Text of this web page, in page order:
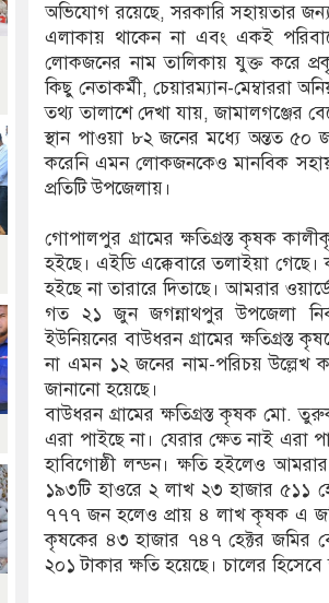
অভিযোগ রয়েছে, সরকারি সহায়তার
এলাকায় থাকেন না এবং একই
লোকজনের নাম তালিকায় যুক্ত করে
কিছু নেতাকর্মী, চেয়ারম্যান-মেম্বাররা
তথ্য তালাশে দেখা যায়, জামালগঞ্জের
স্থান পাওয়া ৮২ জনের মধ্যে অন্তত
করেনি এমন লোকজনকেও মানবিক
প্রতিটি উপজেলায়।
গোপালপুর গ্রামের ক্ষতিগ্রস্ত কৃষক
হইছে। এইডি এক্কেবারে তলাইয়া গেছে।
হইছে না তারারে দিতাছে। আমরার
গত ২১ জুন জগন্নাথপুর উপজেলা
ইউনিয়নের বাউধরন গ্রামের ক্ষতিগ্রস্ত
না এমন ১২ জনের নাম-পরিচয় উল্লেখ
জানানো হয়েছে।
বাউধরন গ্রামের ক্ষতিগ্রস্ত কৃষক মো.
এরা পাইছে না। যেরার ক্ষেত নাই এরা
হাবিগোষ্ঠী লন্ডন। ক্ষতি হইলেও
১৯৩টি হাওরে ২ লাখ ২৩ হাজার ৫১১
৭৭৭ জন হলেও প্রায় ৪ লাখ কৃষক এ
কৃষকের ৪৩ হাজার ৭৪৭ হেক্টর জমির
২০১ টাকার ক্ষতি হয়েছে। চালের